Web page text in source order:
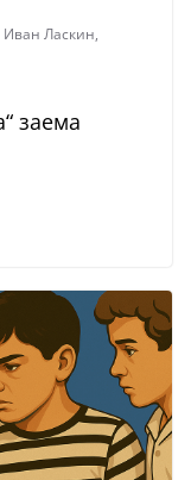
Иван Ласкин,
заема